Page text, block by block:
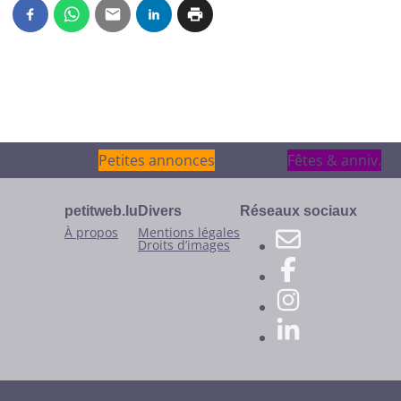
Petites annonces
Petites annonces Fêtes & anniv.
Fêtes & anniv.
petitweb.lu
À propos
Divers
Mentions légales
Droits d’images
Réseaux sociaux